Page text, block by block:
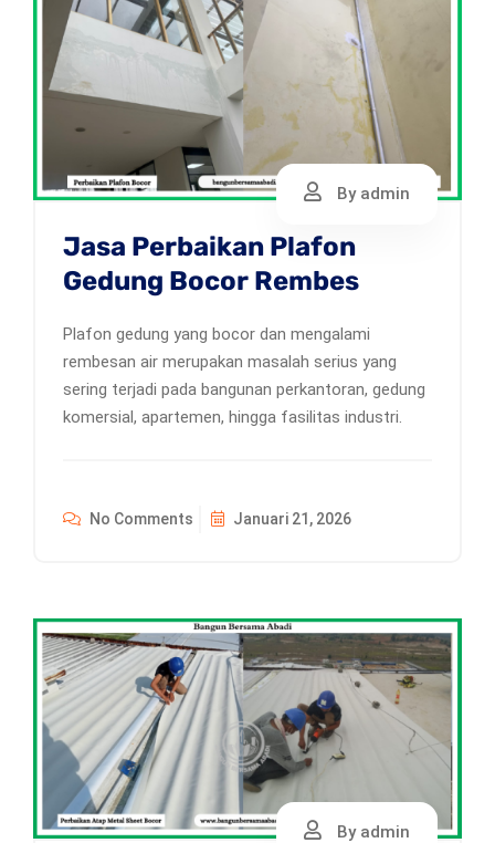
By admin
Jasa Perbaikan Plafon
Gedung Bocor Rembes
Plafon gedung yang bocor dan mengalami
rembesan air merupakan masalah serius yang
sering terjadi pada bangunan perkantoran, gedung
komersial, apartemen, hingga fasilitas industri.
No Comments Januari 21, 2026
By admin